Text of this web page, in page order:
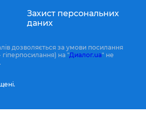
Захист персональних
даних
дозволяється за умови посилання
гіперпосилання) на "Диалог.ua" не